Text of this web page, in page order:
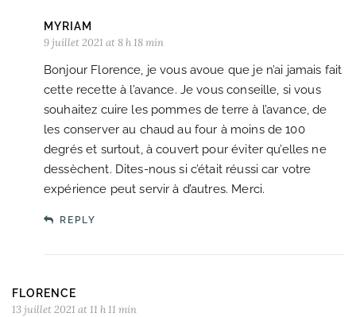
MYRIAM
9 juillet 2021 at 8 h 18 min
Bonjour Florence, je vous avoue que je n’ai jamais fait
cette recette à l’avance. Je vous conseille, si vous
souhaitez cuire les pommes de terre à l’avance, de
les conserver au chaud au four à moins de 100
degrés et surtout, à couvert pour éviter qu’elles ne
dessèchent. Dites-nous si c’était réussi car votre
expérience peut servir à d’autres. Merci.
REPLY
FLORENCE
13 juillet 2021 at 11 h 11 min